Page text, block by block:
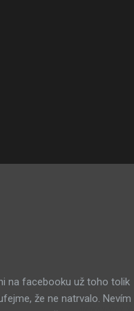
na facebooku už toho tolik
že ne natrvalo. Nevím